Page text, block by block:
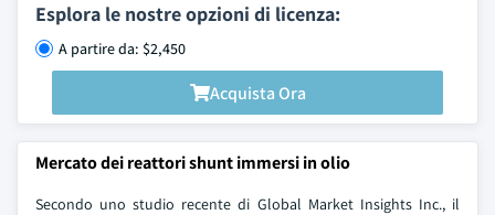
Esplora le nostre opzioni di licenza:
A partire da: $2,450
Acquista Ora
Mercato dei reattori shunt immersi in olio
Secondo uno studio recente di Global Market Insights Inc., il